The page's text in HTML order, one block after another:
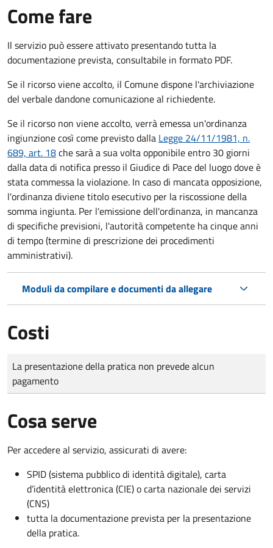
Come fare
Il servizio può essere attivato presentando tutta la
documentazione prevista, consultabile in formato PDF.
Se il ricorso viene accolto, il Comune dispone l'archiviazione
del verbale dandone comunicazione al richiedente.
Se il ricorso non viene accolto, verrà emessa un'ordinanza
ingiunzione così come previsto dalla Legge 24/11/1981, n.
689, art. 18che sarà a sua volta opponibile entro 30 giorni
dalla data di notifica presso il Giudice di Pace del luogo dove è
stata commessa la violazione. In caso di mancata opposizione,
l'ordinanza diviene titolo esecutivo per la riscossione della
somma ingiunta. Per l'emissione dell'ordinanza, in mancanza
di specifiche previsioni, l'autorità competente ha cinque anni
di tempo (termine di prescrizione dei procedimenti
amministrativi).
Moduli da compilare e documenti da allegare
Costi
Tipo di pagamento
Importo
La presentazione della pratica non prevede alcun
pagamento
Cosa serve
Per accedere al servizio, assicurati di avere:
SPID (sistema pubblico di identità digitale), carta
d’identità elettronica (CIE) o carta nazionale dei servizi
(CNS)
tutta la documentazione prevista per la presentazione
della pratica.